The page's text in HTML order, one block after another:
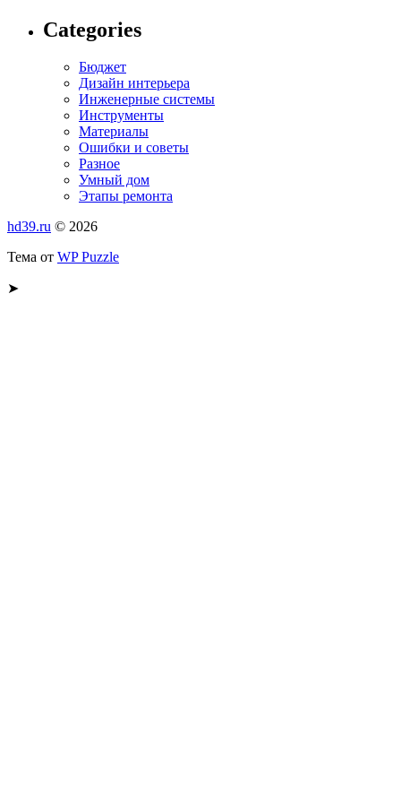
Categories
Бюджет
Дизайн интерьера
Инженерные системы
Инструменты
Материалы
Ошибки и советы
Разное
Умный дом
Этапы ремонта
hd39.ru © 2026
Тема от WP Puzzle
➤